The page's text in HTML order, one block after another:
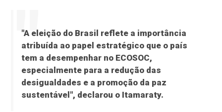
"A eleição do Brasil reflete a importância
atribuída ao papel estratégico que o país
tem a desempenhar no ECOSOC,
especialmente para a redução das
desigualdades e a promoção da paz
sustentável", declarou o Itamaraty.